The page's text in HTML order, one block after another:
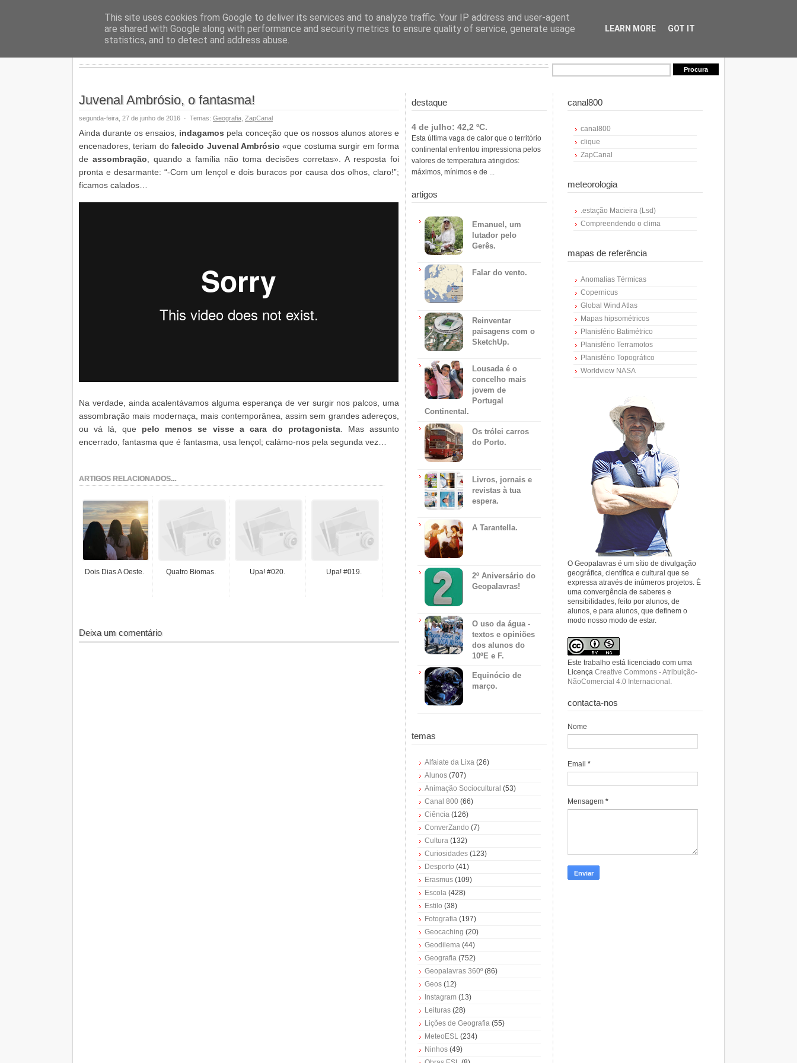
Geopalavras
Juvenal Ambrósio, o fantasma!
segunda-feira, 27 de junho de 2016 · Temas: Geografia ZapCanal
Ainda durante os ensaios, indagamos pela conceção que os nossos alunos atores e
encenadores, teriam dofalecido Juvenal Ambrósio «que costuma surgir em forma
de assombração , quando a família não toma decisões corretas». A resposta foi
pronta e desarmante: “-Com um lençol e dois buracos por causa dos olhos, claro!”;
ficamos calados…
Na verdade, ainda acalentávamos alguma esperança de ver surgir nos palcos, uma
assombração mais modernaça, mais contemporânea, assim sem grandes adereços,
ou vá lá, que pelo menos se visse a cara do protagonista. Mas assunto
encerrado, fantasma que é fantasma, usa lençol; calámo-nos pela segunda vez…
ARTIGOS RELACIONADOS...
Dois Dias A Oeste. Quatro Biomas. Upa! #020. Upa! #019.
Deixa um comentário
destaque
4 de julho: 42,2 ºC.
Esta última vaga de calor que o território
continental enfrentou impressiona pelos
valores de temperatura atingidos:
máximos, mínimos e de ...
artigos
Emanuel, um
lutador pelo
Gerês.
Falar do vento.
Reinventar
paisagens com o
SketchUp.
Lousada é o
concelho mais
jovem de
Portugal
Continental.
Os trólei carros
do Porto.
Livros, jornais e
revistas à tua
espera.
A Tarantella.
2º Aniversário do
Geopalavras!
O uso da água -
textos e opiniões
dos alunos do
10ºE e F.
Equinócio de
março.
temas
Alfaiate da Lixa (26)
Alunos (707)
Animação Sociocultural (53)
Canal 800 (66)
Ciência (126)
ConverZando (7)
Cultura (132)
Curiosidades (123)
Desporto (41)
Erasmus (109)
Escola (428)
Estilo (38)
Fotografia (197)
Geocaching (20)
Geodilema (44)
Geografia (752)
Geopalavras 360º (86)
Geos (12)
Instagram (13)
Leituras (28)
Lições de Geografia (55)
MeteoESL (234)
Ninhos (49)
canal800
canal800
clique
ZapCanal
meteorologia
.estação Macieira (Lsd)
Compreendendo o clima
mapas de referência
Anomalias Térmicas
Copernicus
Global Wind Atlas
Mapas hipsométricos
Planisfério Batimétrico
Planisfério Terramotos
Planisfério Topográfico
Worldview NASA
O Geopalavras é um sítio de divulgação
geográfica, científica e cultural que se
expressa através de inúmeros projetos. É
uma convergência de saberes e
sensibilidades, feito por alunos, de
alunos, e para alunos, que definem o
modo nosso modo de estar.
Este trabalho está licenciado com uma
Licença Creative Commons - Atribuição-
NãoComercial 4.0 Internacional .
contacta-nos
Nome
Email *
Mensagem *
This site uses cookies from Google to deliver its services and to analyze traffic. Your IP address and user-agent
are shared with Google along with performance and security metrics to ensure quality of service, generate usage
statistics, and to detect and address abuse.
LEARN MORE GOT IT